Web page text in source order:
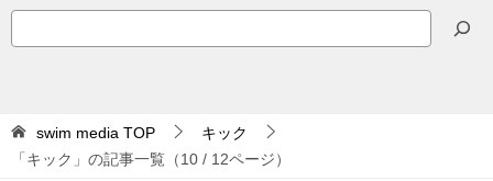
索
swim media TOP
キック
「キック」の記事一覧（10 / 12ページ）